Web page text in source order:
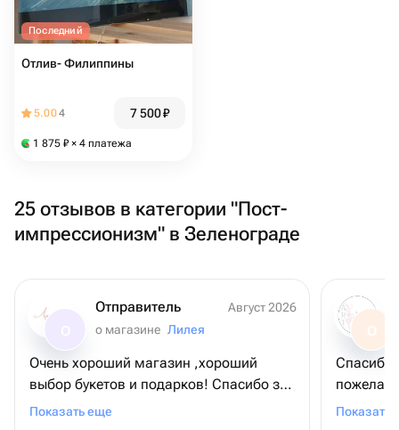
Последний
Отлив- Филиппины
5.004 7 500₽
1 875 ₽ × 4 платежа
25 отзывов в категории "Пост-
импрессионизм" в Зеленограде
Отправитель
Август 2026
о магазине Лилея
Очень хороший магазин ,хороший
выбор букетов и подарков! Спасибо за
прекрасный букет!
Показать еще
О
Спасибо
Показать